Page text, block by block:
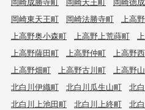
岡崎東天王町
岡崎法勝寺町 上高
上高野奥小森町
上高野上荒蒔町
上高野薩田町
上高野仲町 上高野
上高野畑町
上高野古川町 上高野
北白川伊織町
北白川瓜生山町 北
北白川上池田町
北白川上終町 北